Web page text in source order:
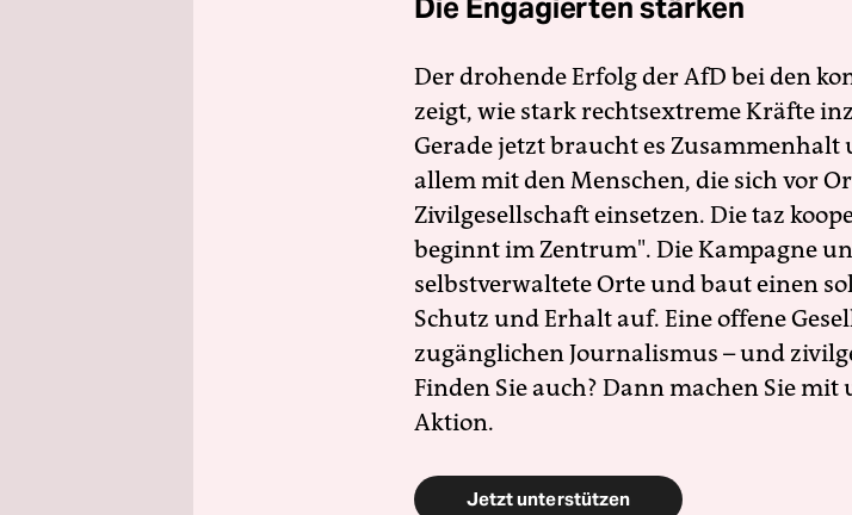
Der drohende Erfolg der AfD bei den
zeigt, wie stark rechtsextreme Kräfte
Gerade jetzt braucht es
allem mit den Menschen, die sich vor
Zivilgesellschaft einsetzen. Die taz
beginnt im Zentrum". Die Kampagne
selbstverwaltete Orte und baut einen
Schutz und Erhalt auf. Eine offene
zugänglichen Journalismus – und
Finden Sie auch? Dann machen Sie
Aktion.
Jetzt unterstützen